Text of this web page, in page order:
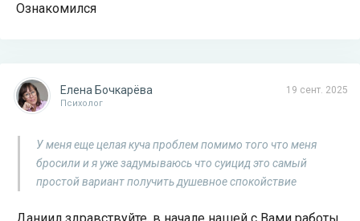
Ознакомился
19 сент. 2025
Елена Бочкарёва
Психолог
У меня еще целая куча проблем помимо того что меня
бросили и я уже задумываюсь что суицид это самый
простой вариант получить душевное спокойствие